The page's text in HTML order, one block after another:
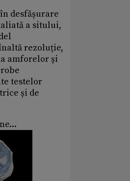
desfășurare
a sitului,
rezoluție,
amforelor și
testelor
și de